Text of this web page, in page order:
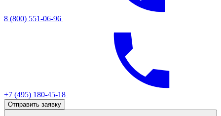
8 (800) 551-06-96
+7 (495) 180-45-18
Отправить заявку